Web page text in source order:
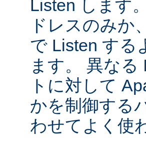
Listen します
ドレスのみか
で Listen する
ます。 異な
トに対して
かを制御する
わせてよく使